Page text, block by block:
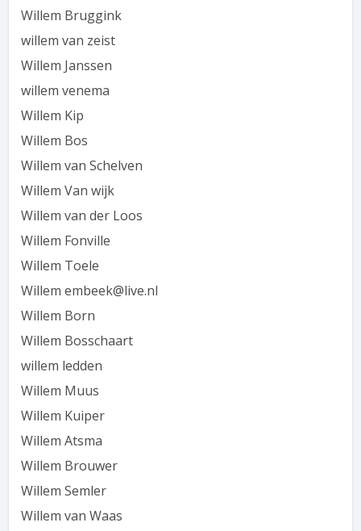
Willem Bruggink
willem van zeist
Willem Janssen
willem venema
Willem Kip
Willem Bos
Willem van Schelven
Willem Van wijk
Willem van der Loos
Willem Fonville
Willem Toele
Willem embeek@live.nl
Willem Born
Willem Bosschaart
willem ledden
Willem Muus
Willem Kuiper
Willem Atsma
Willem Brouwer
Willem Semler
Willem van Waas